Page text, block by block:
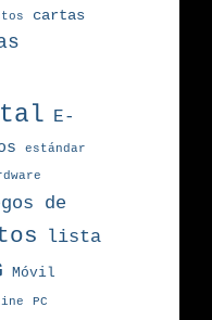
cartas
E-
estándar
de
lista
Móvil
PC